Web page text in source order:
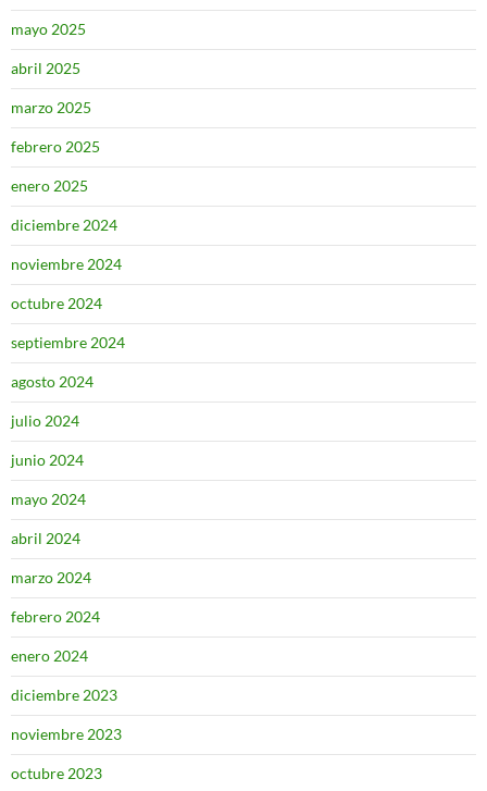
mayo 2025
abril 2025
marzo 2025
febrero 2025
enero 2025
diciembre 2024
noviembre 2024
octubre 2024
septiembre 2024
agosto 2024
julio 2024
junio 2024
mayo 2024
abril 2024
marzo 2024
febrero 2024
enero 2024
diciembre 2023
noviembre 2023
octubre 2023